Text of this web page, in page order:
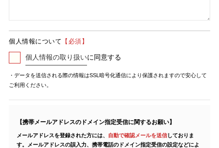
個人情報について 【必須】
情報
いに
同意
個人情報の取り扱いに同意する
・データを送信される際の情報はSSL暗号化通信により保護されますので安心して
ご利用ください。
【携帯メールアドレスのドメイン指定受信に関するお願い】
メールアドレスを登録された方には、 自動で確認メールを送信しておりま
す。メールアドレスの誤入力、携帯電話のドメイン指定受信の設定などによ